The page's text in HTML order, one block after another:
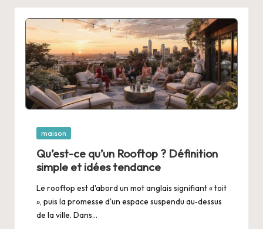
Posted
maison
Qu’est-ce qu’un Rooftop ? Définition
simple et idées tendance
Le rooftop est d'abord un mot anglais signifiant « toit
», puis la promesse d'un espace suspendu au‑dessus
de la ville. Dans…